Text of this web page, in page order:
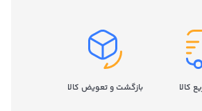
کالا بازگشت و تعویض کالا